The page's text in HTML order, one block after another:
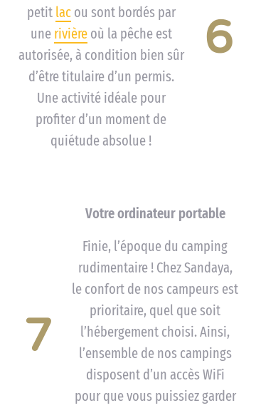
6
petit lacou sont bordés par
une rivièreoù la pêche est
autorisée, à condition bien sûr
d’être titulaire d’un permis.
Une activité idéale pour
profiter d’un moment de
quiétude absolue !
7
Votre ordinateur portable
Finie, l’époque du camping
rudimentaire ! Chez Sandaya,
le confort de nos campeurs est
prioritaire, quel que soit
l’hébergement choisi. Ainsi,
l’ensemble de nos campings
disposent d’un accès WiFi
pour que vous puissiez garder